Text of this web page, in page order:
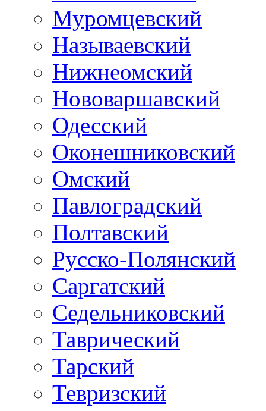
Муромцевский
Называевский
Нижнеомский
Нововаршавский
Одесский
Оконешниковский
Омский
Павлоградский
Полтавский
Русско-Полянский
Саргатский
Седельниковский
Таврический
Тарский
Тевризский